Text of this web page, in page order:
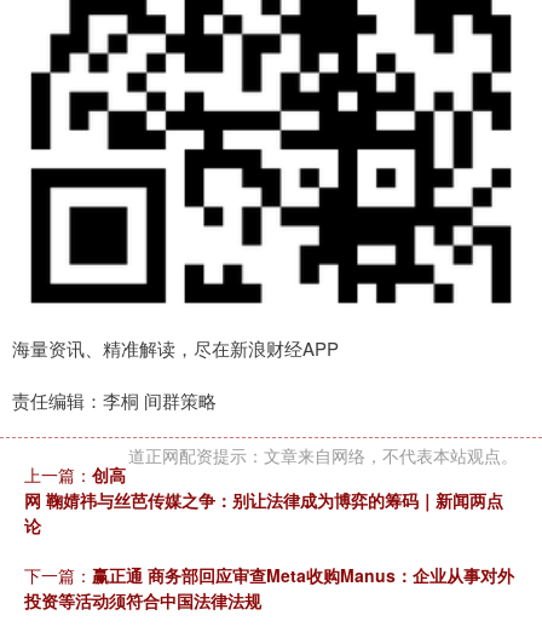
海量资讯、精准解读，尽在新浪财经APP
责任编辑：李桐 间群策略
道正网配资提示：文章来自网络，不代表本站观点。
上一篇： 创高
网 鞠婧祎与丝芭传媒之争：别让法律成为博弈的筹码｜新闻两点
论
下一篇： 赢正通 商务部回应审查Meta收购Manus：企业从事对外
投资等活动须符合中国法律法规